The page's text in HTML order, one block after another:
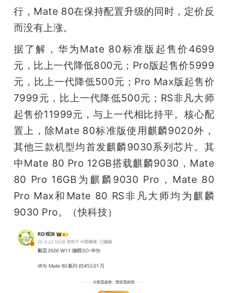
行，Mate 80在保持配置升级的同时，定价反
而没有上涨。
据了解，华为Mate 80标准版起售价4699
元，比上一代降低800元；Pro版起售价5999
元，比上一代降低500元；Pro Max版起售价
7999元，比上一代降低500元；RS非凡大师
起售价11999元，与上一代相比持平。核心配
置上，除Mate 80标准版使用麒麟9020外，
其他三款机型均首发麒麟9030系列芯片。其
中Mate 80 Pro 12GB搭载麒麟9030，Mate
80 Pro 16GB为麒麟9030 Pro，Mate 80
Pro Max和Mate 80 RS非凡大师均为麒麟
9030 Pro。（快科技）